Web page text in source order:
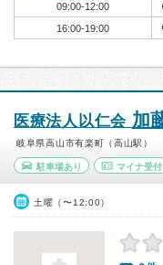
09:00-12:00
16:00-19:00
医療法人以仁会 加
岐阜県高山市有楽町（高山駅）
駐車場あり マイナ受付
土曜（〜12:00）